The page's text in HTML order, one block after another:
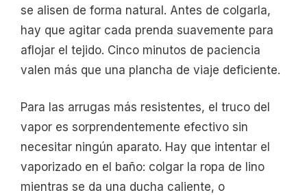
se alisen de forma natural. Antes de colgarla,
hay que agitar cada prenda suavemente para
aflojar el tejido. Cinco minutos de paciencia
valen más que una plancha de viaje deficiente.
Para las arrugas más resistentes, el truco del
vapor es sorprendentemente efectivo sin
necesitar ningún aparato. Hay que intentar el
vaporizado en el baño: colgar la ropa de lino
mientras se da una ducha caliente, o